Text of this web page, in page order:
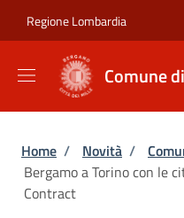
Regione Lombardia
Comune
Briciole di
Home / Novità /
Bergamo a Torino con le
Contract